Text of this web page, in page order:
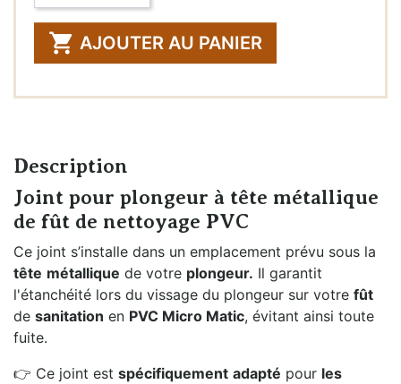
Quantité
 AJOUTER AU PANIER
Description
Joint pour plongeur à tête métallique
de fût de nettoyage PVC
Ce joint s’installe dans un emplacement prévu sous la
tête métallique de votre plongeur. Il garantit
l'étanchéité lors du vissage du plongeur sur votre fût
de sanitation en PVC Micro Matic, évitant ainsi toute
fuite.
👉 Ce joint est spécifiquement adapté pour les